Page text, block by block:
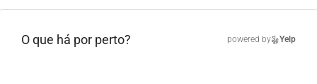
O que há por perto? powered by Yelp